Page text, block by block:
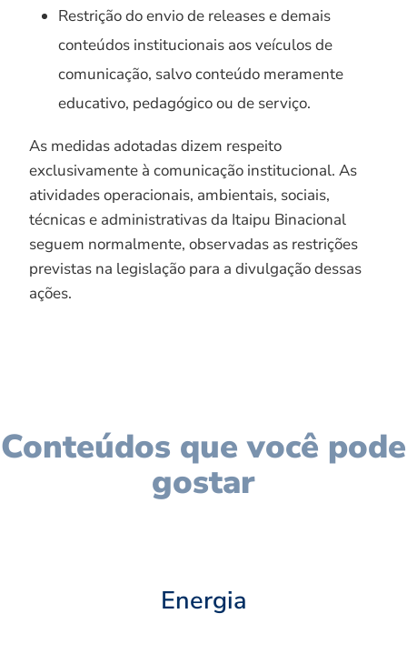
Restrição do envio de releases e demais
conteúdos institucionais aos veículos de
comunicação, salvo conteúdo meramente
educativo, pedagógico ou de serviço.
As medidas adotadas dizem respeito
exclusivamente à comunicação institucional. As
atividades operacionais, ambientais, sociais,
técnicas e administrativas da Itaipu Binacional
seguem normalmente, observadas as restrições
previstas na legislação para a divulgação dessas
ações.
Conteúdos que você pode
gostar
Energia